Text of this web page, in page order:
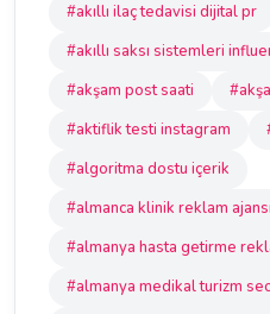
#akıllı ilaç tedavisi dijital pr
#akıllı saksı sistemleri
#akşam post saati
#aktiflik testi instagram
#algoritma dostu içerik
#almanca klinik reklam ajansı
#almanya hasta getirme
#almanya medikal turizm